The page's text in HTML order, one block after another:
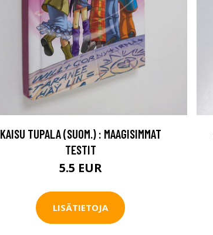
KAISU TUPALA (SUOM.) : MAAGISIMMAT
TESTIT
5.5 EUR
LISÄTIETOJA